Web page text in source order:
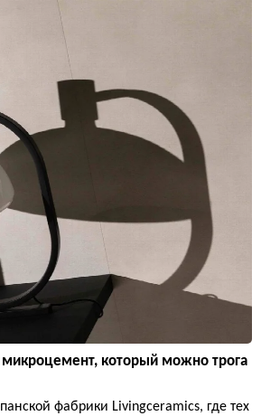
микроцемент, который можно трога
фабрики Livingceramics, где тех